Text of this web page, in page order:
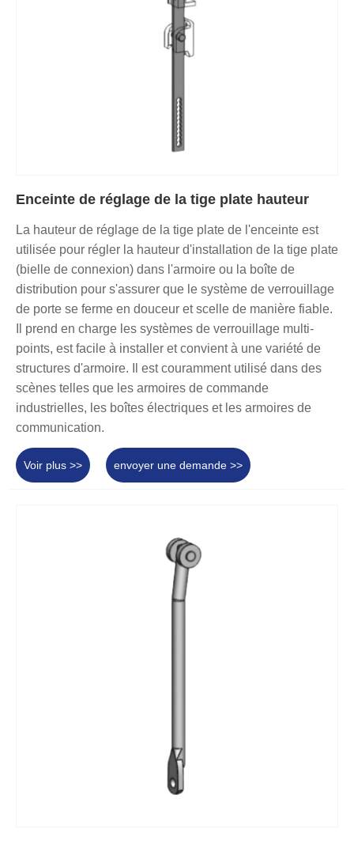
Enceinte de réglage de la tige plate hauteur
La hauteur de réglage de la tige plate de l'enceinte est
utilisée pour régler la hauteur d'installation de la tige plate
(bielle de connexion) dans l'armoire ou la boîte de
distribution pour s'assurer que le système de verrouillage
de porte se ferme en douceur et scelle de manière fiable.
Il prend en charge les systèmes de verrouillage multi-
points, est facile à installer et convient à une variété de
structures d'armoire. Il est couramment utilisé dans des
scènes telles que les armoires de commande
industrielles, les boîtes électriques et les armoires de
communication.
Voir plus >> envoyer une demande >>